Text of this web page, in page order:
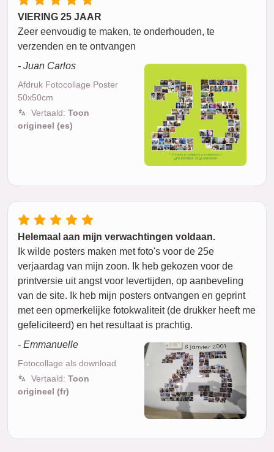
VIERING 25 JAAR
Zeer eenvoudig te maken, te onderhouden, te
verzenden en te ontvangen
- Juan Carlos
Afdruk Fotocollage Poster
50x50cm
Vertaald: Toon
origineel (es)
Helemaal aan mijn verwachtingen voldaan.
Ik wilde posters maken met foto's voor de 25e
verjaardag van mijn zoon. Ik heb gekozen voor de
printversie uit angst voor levertijden, op aanbeveling
van de site. Ik heb mijn posters ontvangen en geprint
met een opmerkelijke fotokwaliteit (de drukker heeft me
gefeliciteerd) en het resultaat is prachtig.
- Emmanuelle
Fotocollage als download
Vertaald: Toon
origineel (fr)